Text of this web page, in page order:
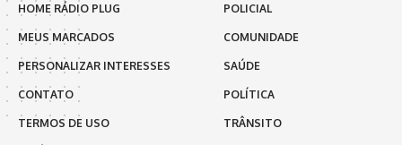
HOME RÁDIO PLUG
MEUS MARCADOS
PERSONALIZAR INTERESSES
CONTATO
TERMOS DE USO
POLICIAL
COMUNIDADE
SAÚDE
POLÍTICA
TRÂNSITO